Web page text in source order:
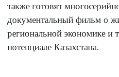
также готовят
документальный фильм о
региональной экономике и
потенциале Казахстана.